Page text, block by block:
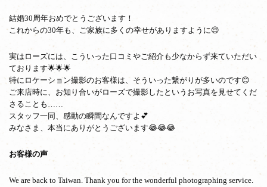
結婚30周年おめでとうございます！
これからの30年も、ご家族に多くの幸せがありますように😌
実はローズには、こういった口コミやご紹介も少なからず来ていただい
ております🌟🌟🌟
特にロケーション撮影のお客様は、そういった繋がりが多いのです😊
ご来店時に、お知り合いがローズで撮影したというお写真を見せてくだ
さることも……
スタッフ一同、感動の瞬間なんですよ💕
みなさま、本当にありがとうございます😂😂😂
お客様の声
We are back to Taiwan. Thank you for the wonderful photographing service.